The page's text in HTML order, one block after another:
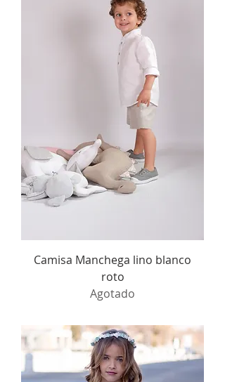
Camisa Manchega lino blanco
roto
Agotado